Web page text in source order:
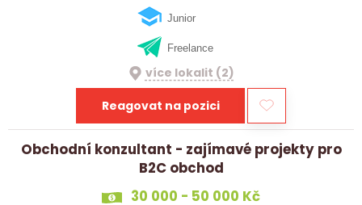
Junior
Freelance
více lokalit (2)
Reagovat na pozici
Obchodní konzultant - zajímavé projekty pro
B2C obchod
30 000 - 50 000 Kč